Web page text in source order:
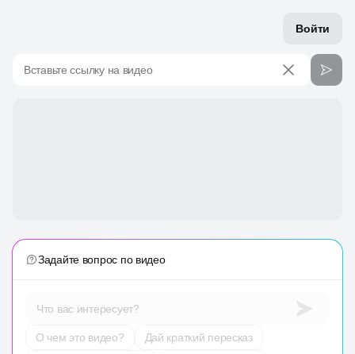
Войти
Вставьте ссылку на видео
Задайте вопрос по видео
Что вас интересует?
О чем это видео?
Дай краткий пересказ